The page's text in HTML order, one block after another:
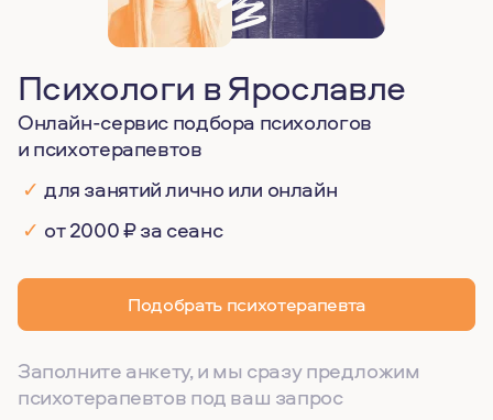
Психологи в Ярославле
Онлайн-сервис подбора психологов
и психотерапевтов
✓ для занятий лично или онлайн
✓ от 2000 ₽ за сеанс
Подобрать психотерапевта
Заполните анкету, и мы сразу предложим
психотерапевтов под ваш запрос